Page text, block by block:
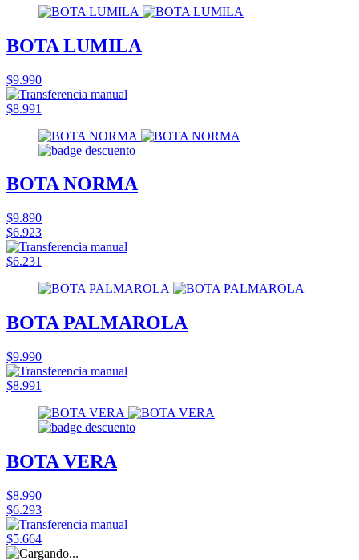
BOTA LUMILA
$9.990
$8.991
BOTA NORMA
$9.890
$6.923
$6.231
BOTA PALMAROLA
$9.990
$8.991
BOTA VERA
$8.990
$6.293
$5.664